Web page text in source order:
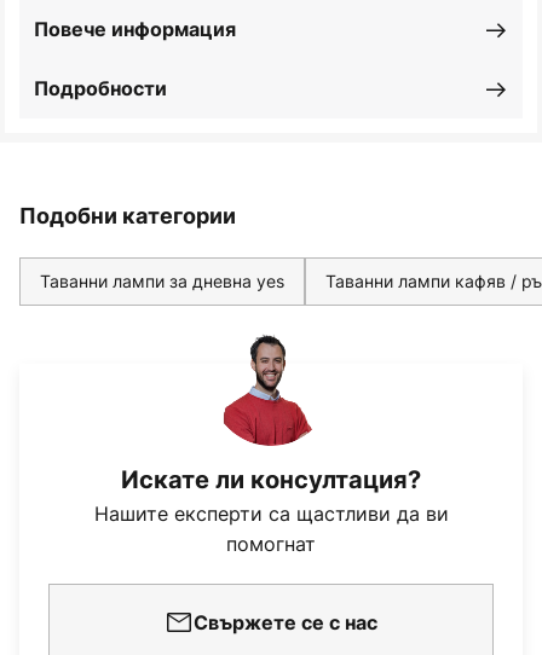
Подробности
Повече информация
Подобни категории
Таванни лампи за дневна yes Таванни лампи кафяв /
Искате ли консултация?
Нашите експерти са щастливи да ви
помогнат
Свържете се с нас